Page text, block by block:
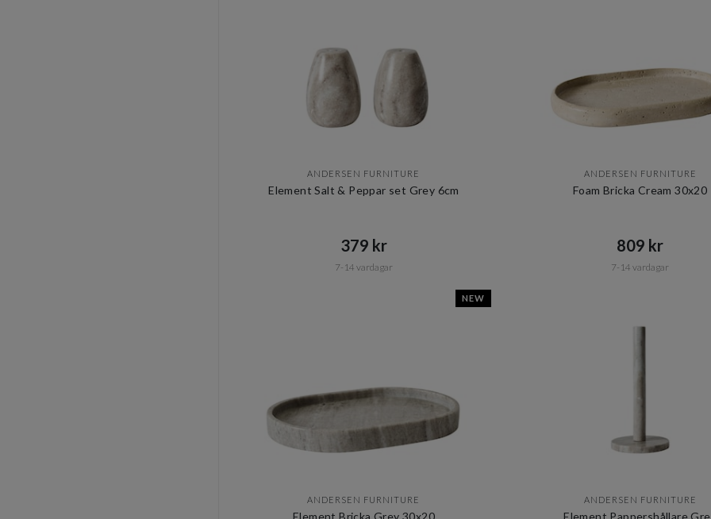
ANDERSEN FURNITURE
Element Salt & Peppar set Grey 6cm
379 kr​​
7-14 vardagar
ANDERSEN FURNITURE
Foam Bricka Cream 30x20
809 kr​​
7-14 vardagar
NEW
ANDERSEN FURNITURE
Element Bricka Grey 30x20
ANDERSEN FURNITURE
Element Pappershållare